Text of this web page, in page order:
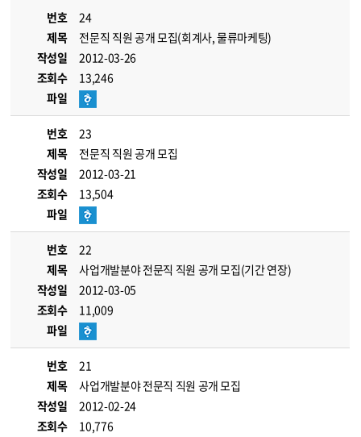
번호
24
제목
전문직 직원 공개 모집(회계사, 물류마케팅)
작성일
2012-03-26
조회수
13,246
파일
번호
23
제목
전문직 직원 공개 모집
작성일
2012-03-21
조회수
13,504
파일
번호
22
제목
사업개발분야 전문직 직원 공개 모집(기간 연장)
작성일
2012-03-05
조회수
11,009
파일
번호
21
제목
사업개발분야 전문직 직원 공개 모집
작성일
2012-02-24
조회수
10,776